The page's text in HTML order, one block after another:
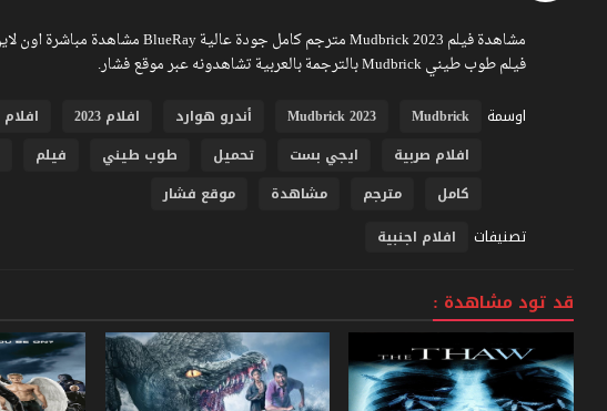
فيلم طوب طيني Mudbrick بالترجمة بالعربية تشاهدونه عبر موقع فشار.
اوسمة
Mudbrick
Mudbrick 2023 أندرو هوارد افلام 2023
افلام صربية
ايجي بست تحميل طوب طيني فيلم
كامل
مترجم مشاهدة موقع فشار
تصنيفات افلام اجنبية
قد تود مشاهدة :